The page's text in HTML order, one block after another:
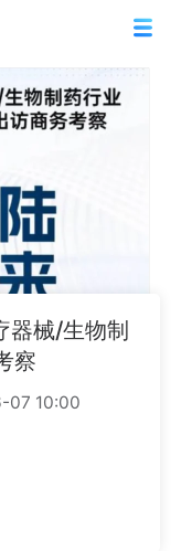
械/生物制
察
07 10:00